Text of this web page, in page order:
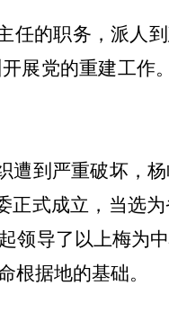
任的职务，派人
展党的重建工作
遭到严重破坏，
正式成立，当选
领导了以上梅为
根据地的基础。